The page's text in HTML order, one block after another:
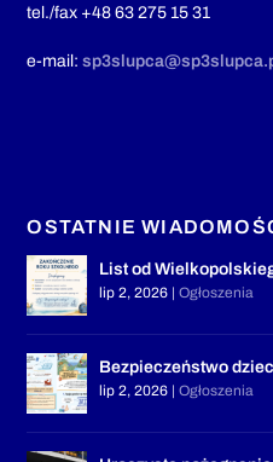
tel./fax +48 63 275 15 31
e-mail:
OSTATNIE
List od
lip 2, 2026 |Ogłoszenia
Bezpieczeństwo
lip 2, 2026 |Ogłoszenia